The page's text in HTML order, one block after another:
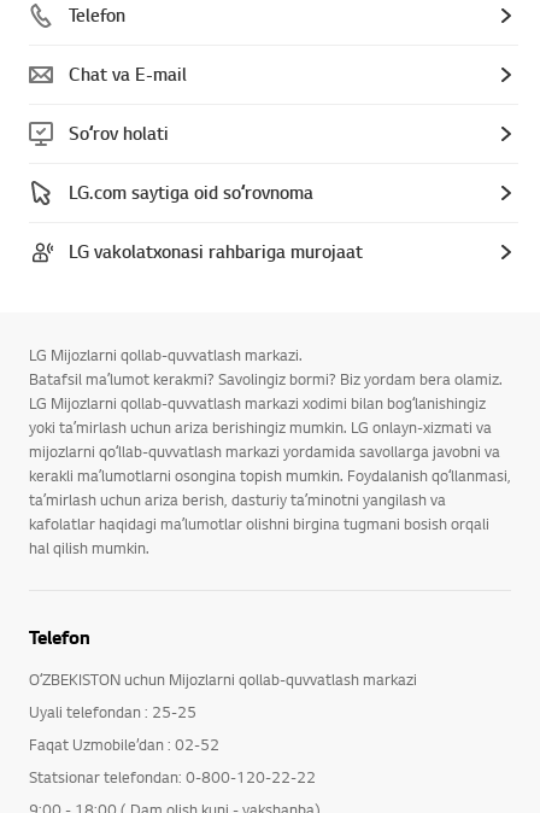
Telefon
Chat va E-mail
Soʻrov holati
LG.com saytiga oid soʻrovnoma
LG vakolatxonasi rahbariga murojaat
LG Mijozlarni qollab-quvvatlash markazi.
Batafsil maʼlumot kerakmi? Savolingiz bormi? Biz yordam bera olamiz.
LG Mijozlarni qollab-quvvatlash markazi xodimi bilan bogʻlanishingiz
yoki taʼmirlash uchun ariza berishingiz mumkin. LG onlayn-xizmati va
mijozlarni qoʻllab-quvvatlash markazi yordamida savollarga javobni va
kerakli maʼlumotlarni osongina topish mumkin. Foydalanish qoʻllanmasi,
taʼmirlash uchun ariza berish, dasturiy taʼminotni yangilash va
kafolatlar haqidagi maʼlumotlar olishni birgina tugmani bosish orqali
hal qilish mumkin.
Telefon
OʻZBEKISTON uchun Mijozlarni qollab-quvvatlash markazi
Uyali telefondan : 25-25
Faqat Uzmobile’dan : 02-52
Statsionar telefondan: 0-800-120-22-22